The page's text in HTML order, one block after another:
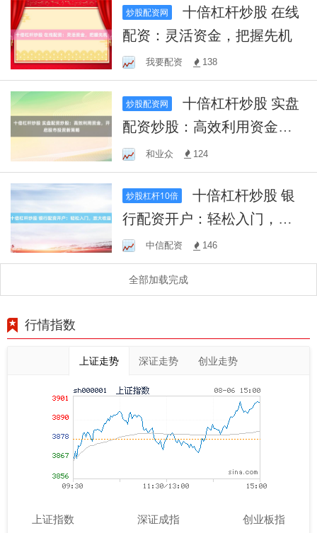
炒股配资网
十倍杠杆炒股 在线
配资：灵活资金，把握先机
我要配资 138
炒股配资网
十倍杠杆炒股 实盘
配资炒股：高效利用资金，
开启股市投资新策略
和业众 124
炒股杠杆10倍
十倍杠杆炒股 银
行配资开户：轻松入门，放
大收益！
中信配资 146
全部加载完成
行情指数
上证走势 深证走势 创业走势
上证指数 深证成指 创业板指